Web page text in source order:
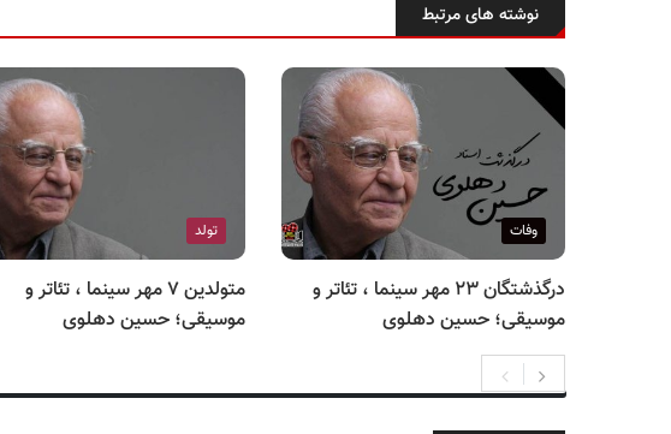
نوشته های مرتبط
وفات
درگذشتگان ۲۳ مهر سینما ، تئاتر و
موسیقی؛ حسین دهلوی
تولد
متولدین ۷ مهر سینما ، تئاتر و
موسیقی؛ حسین دهلوی